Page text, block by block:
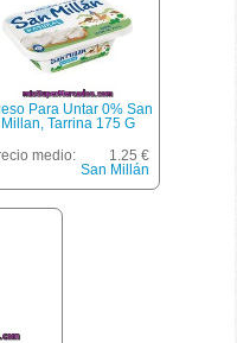
Para Untar 0% San
Millan, Tarrina 175 G
medio:
1.25 €
San Millán